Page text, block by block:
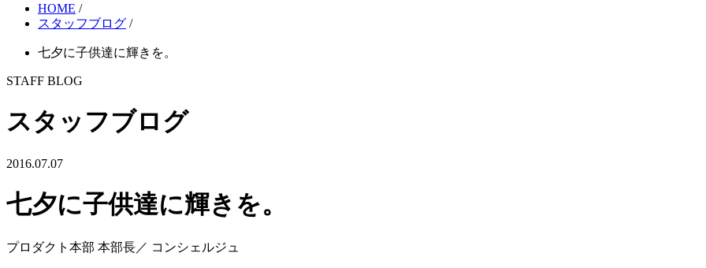
HOME /
スタッフブログ /
七夕に子供達に輝きを。
STAFF BLOG
スタッフブログ
2016.07.07
七夕に子供達に輝きを。
プロダクト本部 本部長／ コンシェルジュ